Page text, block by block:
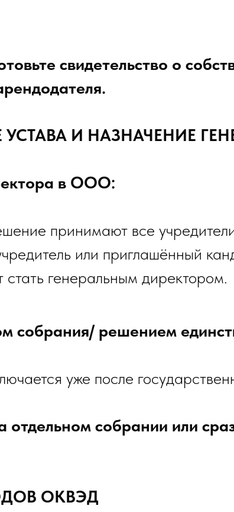
свидетельство о
УСТАВА И НАЗНАЧЕНИЕ
в ООО:
принимают все
или приглашённый
генеральным директором.
собрания/ решением
уже после
отдельном собрании или
ОКВЭД